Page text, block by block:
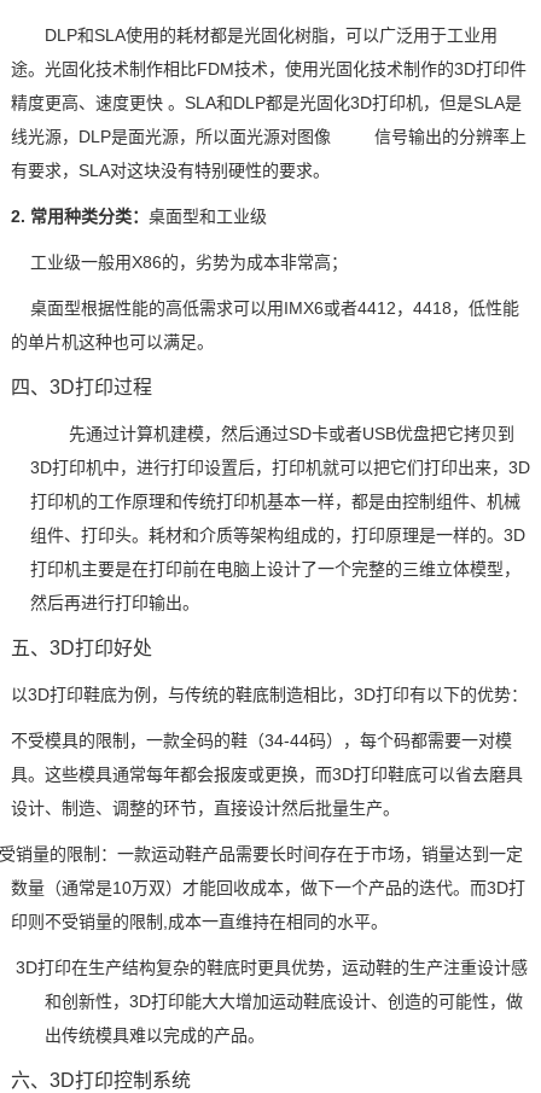
DLP和SLA使用的耗材都是光固化树脂，可以广泛用于工业用
途。光固化技术制作相比FDM技术，使用光固化技术制作的3D打印件
精度更高、速度更快 。SLA和DLP都是光固化3D打印机，但是SLA是
线光源，DLP是面光源，所以面光源对图像 信号输出的分辨率上
有要求， SLA对这块没有特别硬性的要求。
2. 常用种类分类： 桌面型和工业级
工业级一般用X86的，劣势为成本非常高；
桌面型根据性能的高低需求可以用IMX6或者4412，4418，低性能
的单片机这种也可以满足。
四、 3D打印过程
先通过计算机建模，然后通过SD卡或者USB优盘把它拷贝到
3D打印机中，进行打印设置后，打印机就可以把它们打印出来，3D
打印机的工作原理和传统打印机基本一样，都是由控制组件、机械
组件、打印头。耗材和介质等架构组成的，打印原理是一样的。3D
打印机主要是在打印前在电脑上设计了一个完整的三维立体模型，
然后再进行打印输出。
五、 3D打印好处
以3D打印鞋底为例，与传统的鞋底制造相比，3D打印有以下的优势：
不受模具的限制， 一款全码的鞋（34-44码），每个码都需要一对模
具。 这些模具通常每年都会报废或更换，而3D打印鞋底可以省去磨具
设计、制造、调整的环节，直接设计然后批量生产。
销量的限制：一款运动鞋产品需要长时间存在于市场，销量达到一定
数量（通常是10万双）才能回收成本，做下一个产品的迭代。而3D打
印则不受销量的限制,成本一直维持在相同的水平。
3D打印在生产结构复杂的鞋底时更具优势，运动鞋的生产注重设计感
和创新性，3D打印能大大增加运动鞋底设计、创造的可能性，做
出传统模具难以完成的产品。
六、 3D打印控制系统